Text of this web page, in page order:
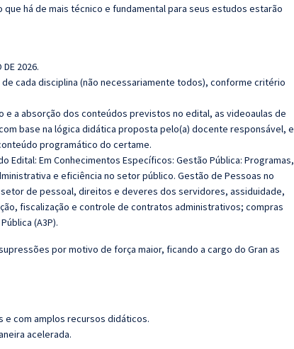
há de mais técnico e fundamental para seus estudos estarão
2026.
cada disciplina (não necessariamente todos), conforme critério
e a absorção dos conteúdos previstos no edital, as videoaulas de
base na lógica didática proposta pelo(a) docente responsável, e
programático do certame.
Edital: Em Conhecimentos Específicos: Gestão Pública: Programas,
e eficiência no setor público. Gestão de Pessoas no
de pessoal, direitos e deveres dos servidores, assiduidade,
fiscalização e controle de contratos administrativos; compras
(A3P).
por motivo de força maior, ficando a cargo do Gran as
com amplos recursos didáticos.
acelerada.